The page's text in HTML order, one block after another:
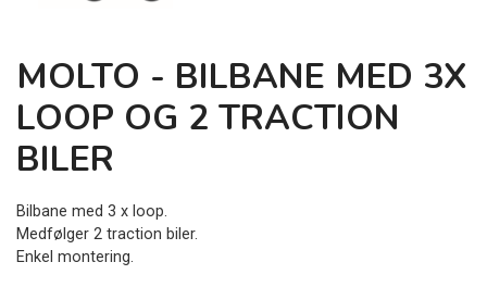
MOLTO - BILBANE MED 3X
LOOP OG 2 TRACTION
BILER
Bilbane med 3 x loop.
Medfølger 2 traction biler.
Enkel montering.